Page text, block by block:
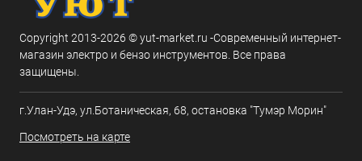
Copyright 2013-2026 © yut-market.ru -Современный интернет-
магазин электро и бензо инструментов. Все права
защищены.
г.Улан-Удэ, ул.Ботаническая, 68, остановка "Тумэр Морин"
Посмотреть на карте